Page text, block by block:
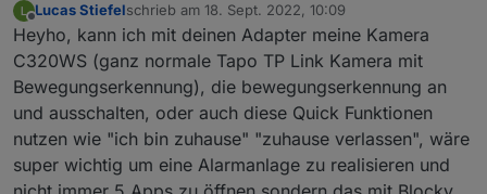
Offline
Lucas Stiefelschrieb am 18. Sept. 2022, 10:09
zuletzt editiert von
Heyho, kann ich mit deinen Adapter meine Kamera
C320WS (ganz normale Tapo TP Link Kamera mit
Bewegungserkennung), die bewegungserkennung an
und ausschalten, oder auch diese Quick Funktionen
nutzen wie "ich bin zuhause" "zuhause verlassen", wäre
super wichtig um eine Alarmanlage zu realisieren und